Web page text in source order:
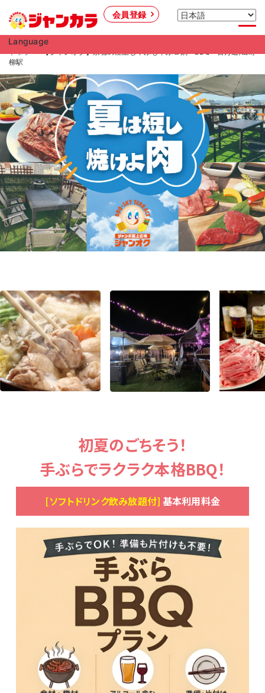
会員登録
Language
トップ
【ジャンオク】京都の屋上しゃぶしゃぶ＆鍋・BBQ - 百万遍/出町
柳駅
初夏のごちそう！
手ぶらでラクラク本格BBQ！
[ソフトドリンク飲み放題付] 基本利用料金